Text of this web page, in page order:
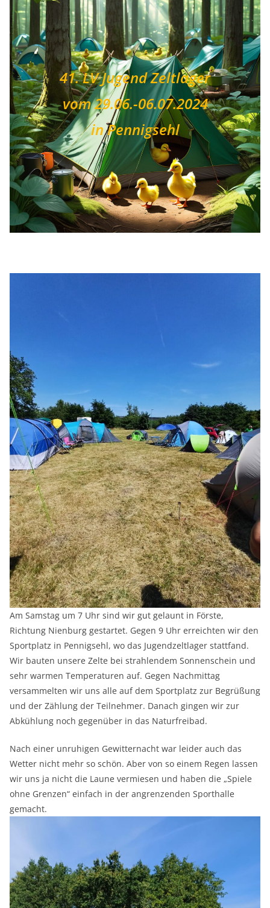
41.LV Jugend Zeltlager
vom 29.06.-06.07.2024
in Pennigsehl
Am Samstag um 7 Uhr sind wir gut gelaunt in Förste,
Richtung Nienburg gestartet. Gegen 9 Uhr erreichten wir den
Sportplatz in Pennigsehl, wo das Jugendzeltlager stattfand.
Wir bauten unsere Zelte bei strahlendem Sonnenschein und
sehr warmen Temperaturen auf. Gegen Nachmittag
versammelten wir uns alle auf dem Sportplatz zur Begrüßung
und der Zählung der Teilnehmer. Danach gingen wir zur
Abkühlung noch gegenüber in das Naturfreibad.
Nach einer unruhigen Gewitternacht war leider auch das
Wetter nicht mehr so schön. Aber von so einem Regen lassen
wir uns ja nicht die Laune vermiesen und haben die „Spiele
ohne Grenzen“ einfach in der angrenzenden Sporthalle
gemacht.